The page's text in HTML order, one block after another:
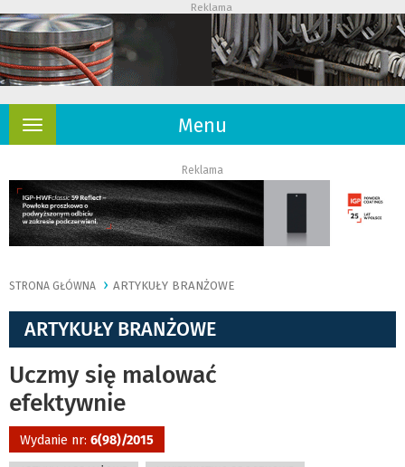
Reklama
Menu
Rozwiń
Reklama
STRONA GŁÓWNA ARTYKUŁY BRANŻOWE
ARTYKUŁY BRANŻOWE
Uczmy się malować
efektywnie
Wydanie nr: 6(98)/2015